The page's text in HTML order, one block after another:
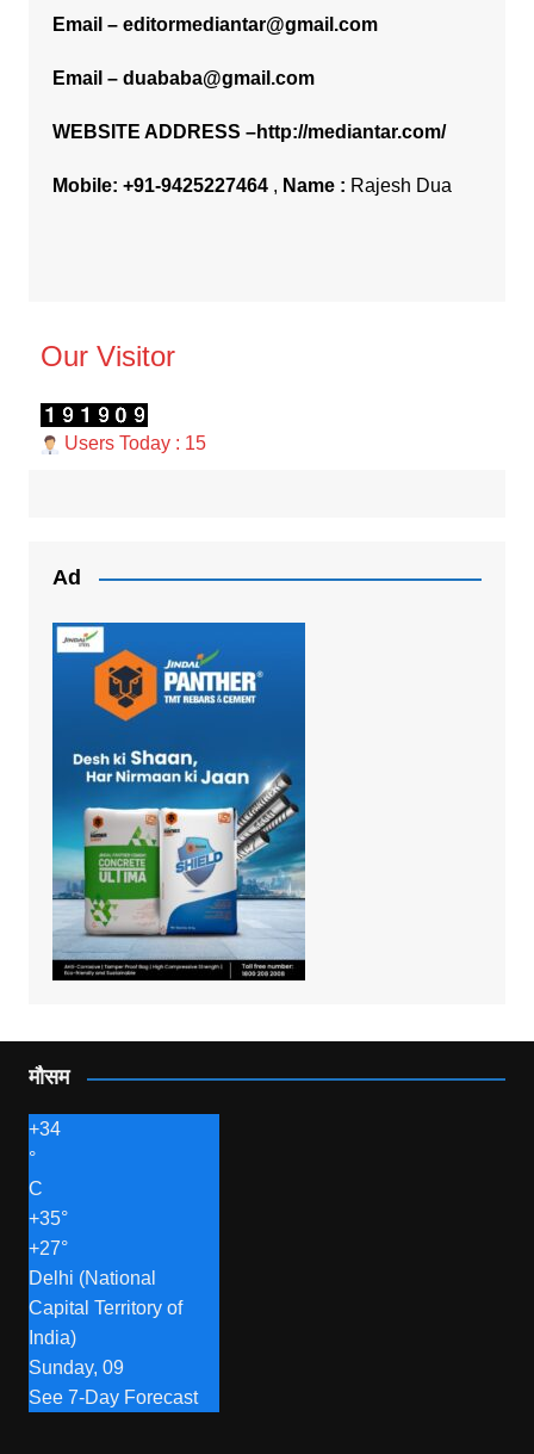
Email – editormediantar@gmail.com
Email – duababa@gmail.com
WEBSITE ADDRESS –http://mediantar.com/
Mobile: +91-9425227464, Name : Rajesh Dua
Our Visitor
Users Today : 15
Ad
मौसम
+34
°
C
+35°
+27°
Delhi (National
Capital Territory of
India)
Sunday, 09
See 7-Day Forecast